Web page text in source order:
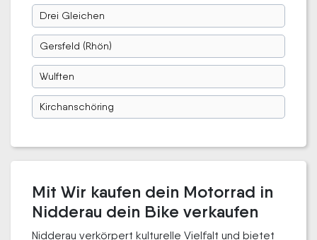
Drei Gleichen
Gersfeld (Rhön)
Wulften
Kirchanschöring
Mit Wir kaufen dein Motorrad in
Nidderau dein Bike verkaufen
Nidderau verkörpert kulturelle Vielfalt und bietet